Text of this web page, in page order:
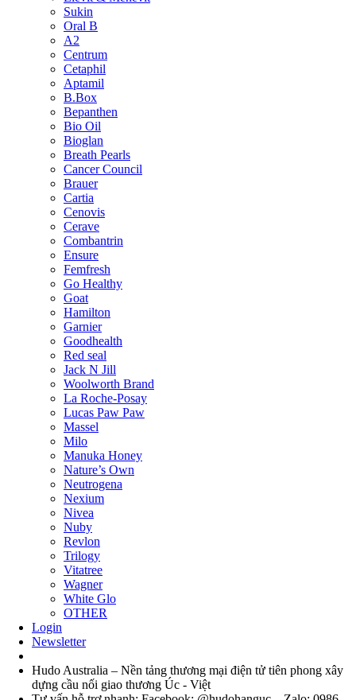
Sukin
Oral B
A2
Centrum
Cetaphil
Aptamil
B.Box
Bepanthen
Bio Oil
Bioglan
Breath Pearls
Cancer Council
Brauer
Cartia
Cenovis
Cerave
Combantrin
Ensure
Femfresh
Go Healthy
Goat
Hamilton
Garnier
Goodhealth
Red seal
Jack N Jill
Woolworth Brand
La Roche-Posay
Lucas Paw Paw
Massel
Milo
Manuka Honey
Nature’s Own
Neutrogena
Nexium
Nivea
Nuby
Revlon
Trilogy
Vitatree
Wagner
White Glo
OTHER
Login
Newsletter
Hudo Australia – Nền tảng thương mại điện tử tiên phong xây
dựng cầu nối giao thương Úc - Việt